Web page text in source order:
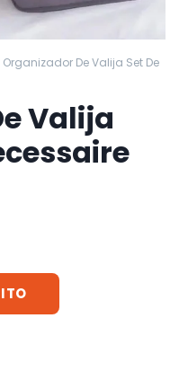
Organizador De Valija Set De
Valija